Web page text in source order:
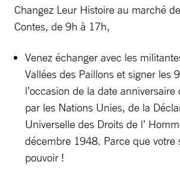
Changez Leur Histoire au marché
Contes, de 9h à 17h,
Venez échanger avec les
Vallées des Paillons et signer les
l’occasion de la date anniversaire
par les Nations Unies, de la
Universelle des Droits de l’
décembre 1948. Parce que votre
pouvoir !